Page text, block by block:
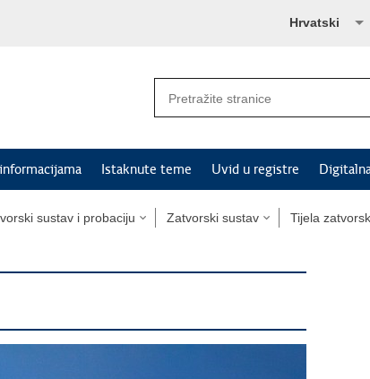
Hrvatski
Istaknute teme Uvid u registre
sustav i probaciju Zatvorski sustav Tijela